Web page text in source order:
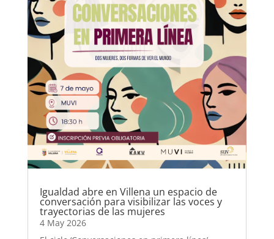
Igualdad abre en Villena un espacio de
conversación para visibilizar las voces y
trayectorias de las mujeres
4 May 2026